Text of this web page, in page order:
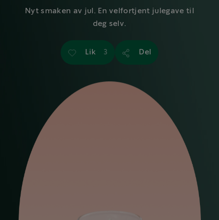
Nyt smaken av jul. En velfortjent julegave til
deg selv.
Lik 3 Del